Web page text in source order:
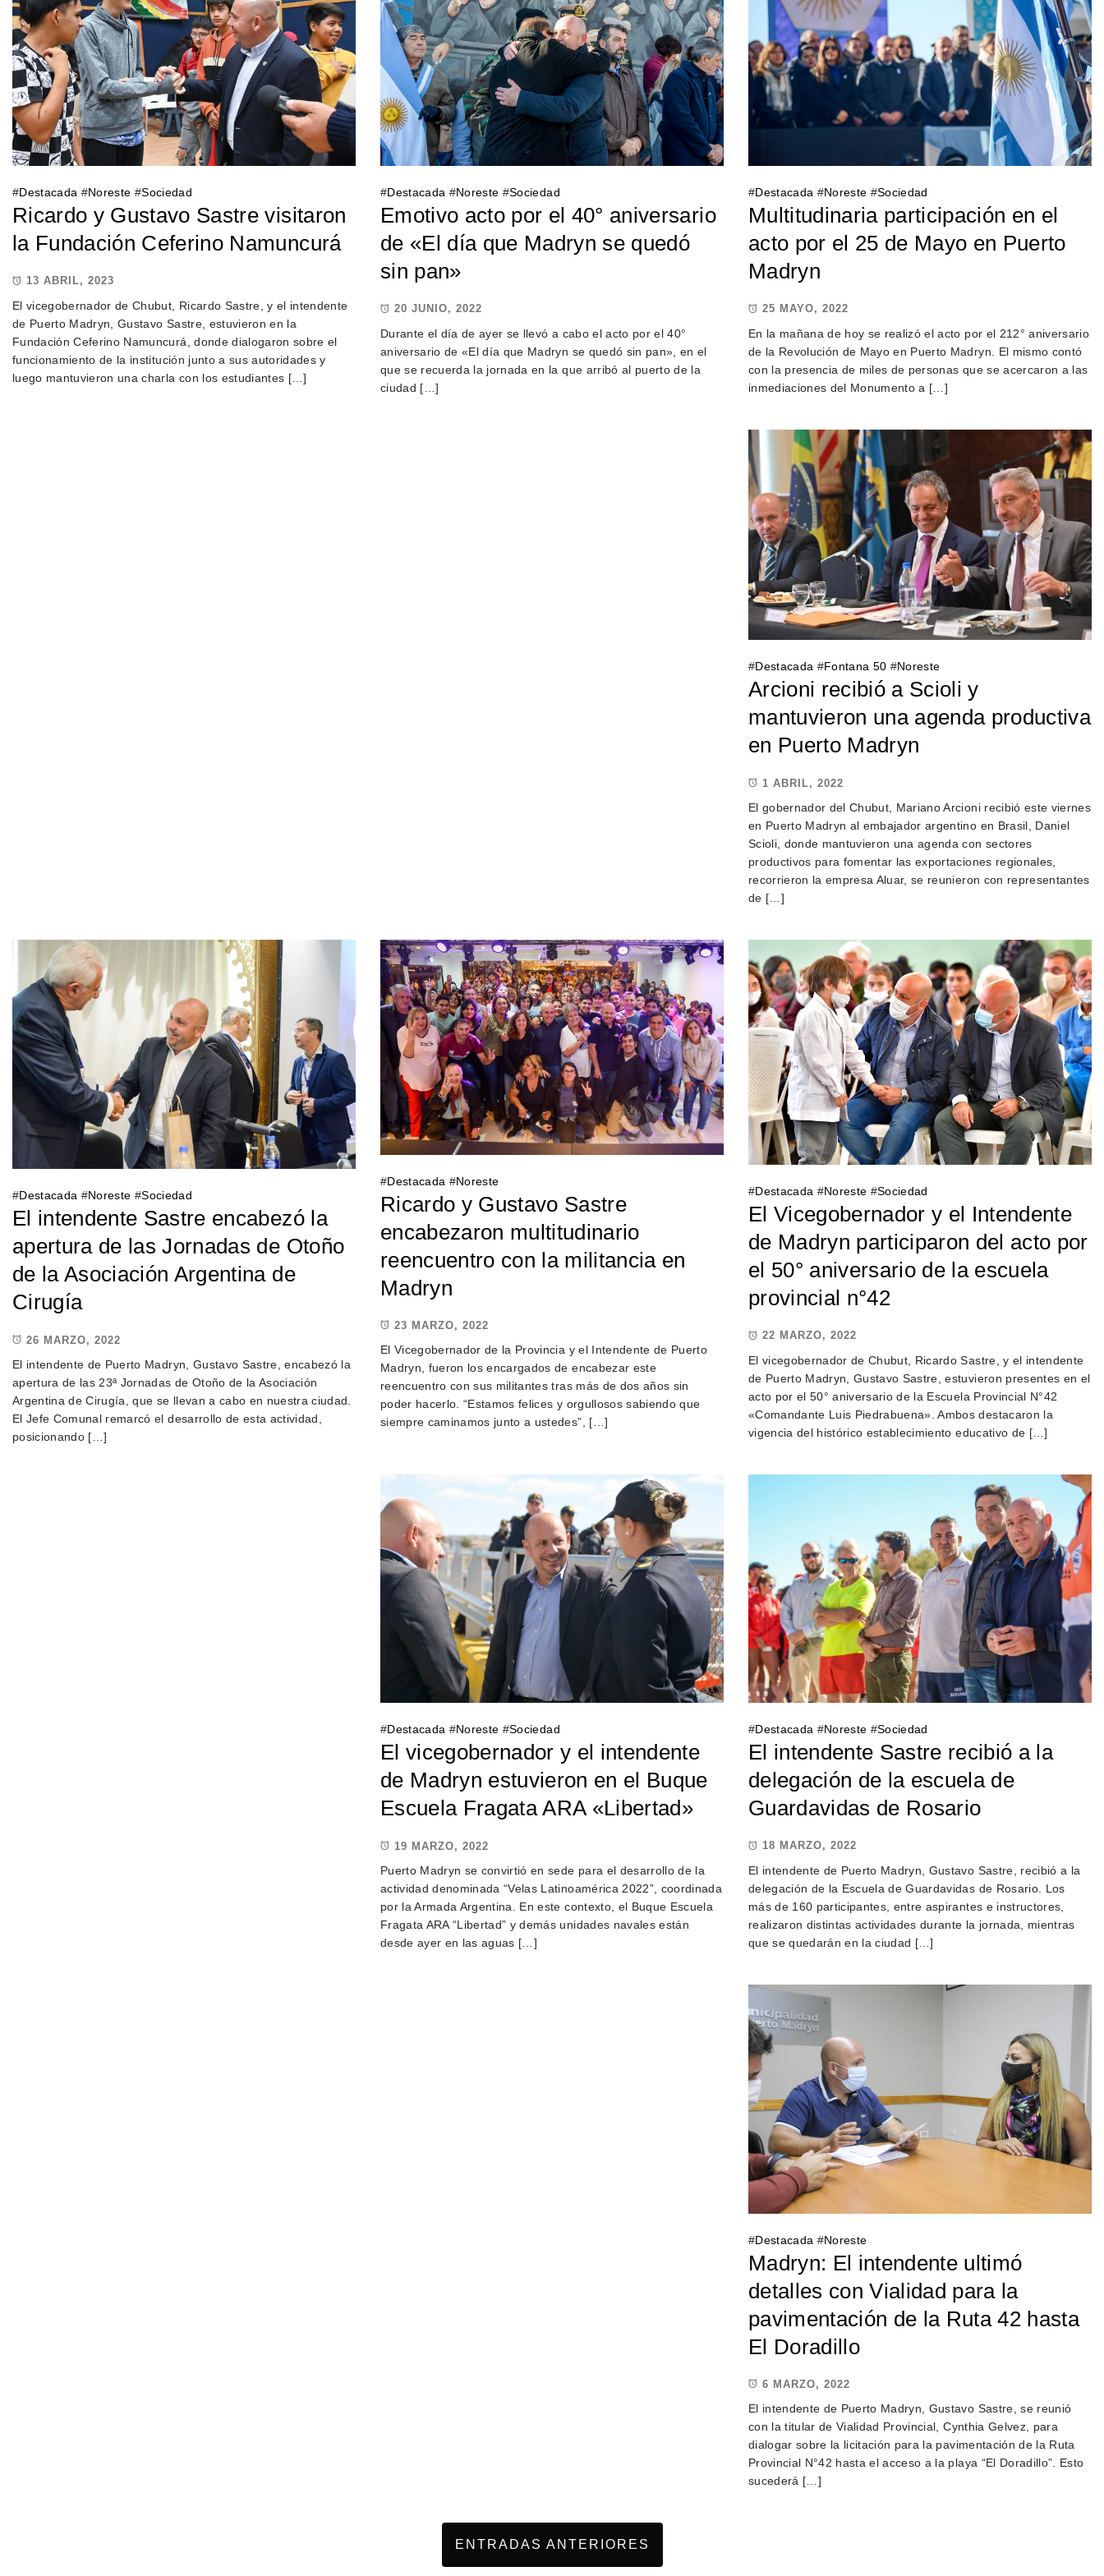
#Destacada #Noreste #Sociedad
Ricardo y Gustavo Sastre visitaron
la Fundación Ceferino Namuncurá
13 ABRIL, 2023
El vicegobernador de Chubut, Ricardo Sastre, y el intendente
de Puerto Madryn, Gustavo Sastre, estuvieron en la
Fundación Ceferino Namuncurá, donde dialogaron sobre el
funcionamiento de la institución junto a sus autoridades y
luego mantuvieron una charla con los estudiantes […]
#Destacada #Noreste #Sociedad
Emotivo acto por el 40° aniversario
de «El día que Madryn se quedó
sin pan»
20 JUNIO, 2022
Durante el día de ayer se llevó a cabo el acto por el 40°
aniversario de «El día que Madryn se quedó sin pan», en el
que se recuerda la jornada en la que arribó al puerto de la
ciudad […]
#Destacada #Noreste #Sociedad
Multitudinaria participación en el
acto por el 25 de Mayo en Puerto
Madryn
25 MAYO, 2022
En la mañana de hoy se realizó el acto por el 212° aniversario
de la Revolución de Mayo en Puerto Madryn. El mismo contó
con la presencia de miles de personas que se acercaron a las
inmediaciones del Monumento a […]
#Destacada #Fontana 50 #Noreste
Arcioni recibió a Scioli y
mantuvieron una agenda productiva
en Puerto Madryn
1 ABRIL, 2022
El gobernador del Chubut, Mariano Arcioni recibió este viernes
en Puerto Madryn al embajador argentino en Brasil, Daniel
Scioli, donde mantuvieron una agenda con sectores
productivos para fomentar las exportaciones regionales,
recorrieron la empresa Aluar, se reunieron con representantes
de […]
#Destacada #Noreste #Sociedad
El intendente Sastre encabezó la
apertura de las Jornadas de Otoño
de la Asociación Argentina de
Cirugía
26 MARZO, 2022
El intendente de Puerto Madryn, Gustavo Sastre, encabezó la
apertura de las 23ª Jornadas de Otoño de la Asociación
Argentina de Cirugía, que se llevan a cabo en nuestra ciudad.
El Jefe Comunal remarcó el desarrollo de esta actividad,
posicionando […]
#Destacada #Noreste
Ricardo y Gustavo Sastre
encabezaron multitudinario
reencuentro con la militancia en
Madryn
23 MARZO, 2022
El Vicegobernador de la Provincia y el Intendente de Puerto
Madryn, fueron los encargados de encabezar este
reencuentro con sus militantes tras más de dos años sin
poder hacerlo. “Estamos felices y orgullosos sabiendo que
siempre caminamos junto a ustedes”, […]
#Destacada #Noreste #Sociedad
El Vicegobernador y el Intendente
de Madryn participaron del acto por
el 50° aniversario de la escuela
provincial n°42
22 MARZO, 2022
El vicegobernador de Chubut, Ricardo Sastre, y el intendente
de Puerto Madryn, Gustavo Sastre, estuvieron presentes en el
acto por el 50° aniversario de la Escuela Provincial N°42
«Comandante Luis Piedrabuena». Ambos destacaron la
vigencia del histórico establecimiento educativo de […]
#Destacada #Noreste #Sociedad
El vicegobernador y el intendente
de Madryn estuvieron en el Buque
Escuela Fragata ARA «Libertad»
19 MARZO, 2022
Puerto Madryn se convirtió en sede para el desarrollo de la
actividad denominada “Velas Latinoamérica 2022”, coordinada
por la Armada Argentina. En este contexto, el Buque Escuela
Fragata ARA “Libertad” y demás unidades navales están
desde ayer en las aguas […]
#Destacada #Noreste #Sociedad
El intendente Sastre recibió a la
delegación de la escuela de
Guardavidas de Rosario
18 MARZO, 2022
El intendente de Puerto Madryn, Gustavo Sastre, recibió a la
delegación de la Escuela de Guardavidas de Rosario. Los
más de 160 participantes, entre aspirantes e instructores,
realizaron distintas actividades durante la jornada, mientras
que se quedarán en la ciudad […]
#Destacada #Noreste
Madryn: El intendente ultimó
detalles con Vialidad para la
pavimentación de la Ruta 42 hasta
El Doradillo
6 MARZO, 2022
El intendente de Puerto Madryn, Gustavo Sastre, se reunió
con la titular de Vialidad Provincial, Cynthia Gelvez, para
dialogar sobre la licitación para la pavimentación de la Ruta
Provincial N°42 hasta el acceso a la playa “El Doradillo”. Esto
sucederá […]
ENTRADAS ANTERIORES